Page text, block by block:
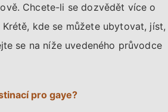
Chcete-li se dozvědět více o
kde se můžete ubytovat, jíst,
se na níže uvedeného průvodce
pro gaye?